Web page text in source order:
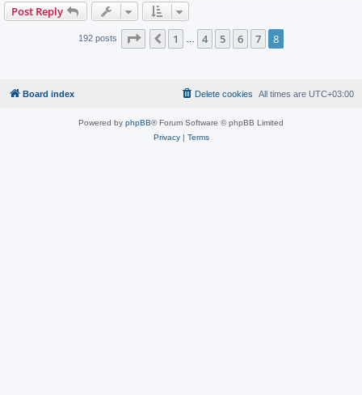
Post Reply
192 posts Page of8
Previous
1 4 5 6 7 8
Board index All times are UTC+03:00
Delete cookies
Powered by phpBB® Forum Software © phpBB Limited
Privacy| Terms